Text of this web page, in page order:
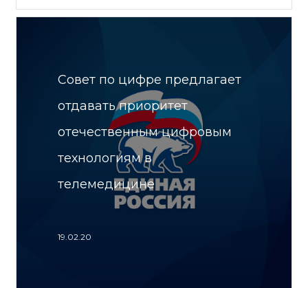
Совет по цифре предлагает
отдавать приоритет
отечественным цифровым
технологиям в
телемедицине
19.02.20